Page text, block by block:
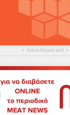
▴ Advertisement ▴